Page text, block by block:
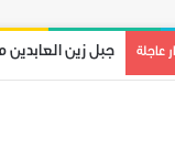
عاجلة جبل زين العابدين